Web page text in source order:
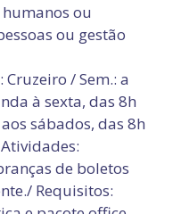
ou
ou gestão
Cruzeiro / Sem.: a
à sexta, das 8h
sábados, das 8h
de boletos
Requisitos: